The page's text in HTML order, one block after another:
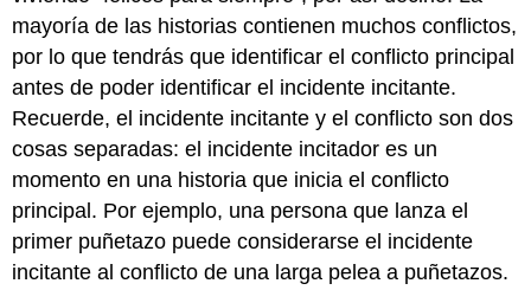
mayoría de las historias contienen muchos conflictos,
por lo que tendrás que identificar el conflicto principal
antes de poder identificar el incidente incitante.
Recuerde, el incidente incitante y el conflicto son dos
cosas separadas: el incidente incitador es un
momento en una historia que inicia el conflicto
principal. Por ejemplo, una persona que lanza el
primer puñetazo puede considerarse el incidente
incitante al conflicto de una larga pelea a puñetazos.